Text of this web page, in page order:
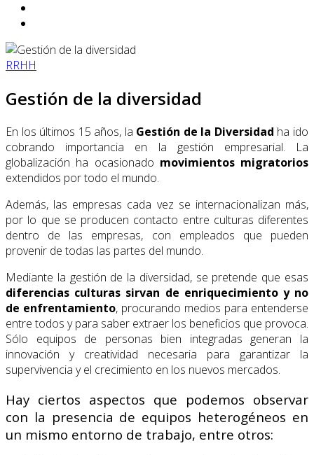
RRHH
Gestión de la diversidad
En los últimos 15 años, la Gestión de la Diversidad ha ido
cobrando importancia en la gestión empresarial. La
globalización ha ocasionado movimientos migratorios
extendidos por todo el mundo.
Además, las empresas cada vez se internacionalizan más,
por lo que se producen contacto entre culturas diferentes
dentro de las empresas, con empleados que pueden
provenir de todas las partes del mundo.
Mediante la gestión de la diversidad, se pretende que esas
diferencias culturas sirvan de enriquecimiento y no
de enfrentamiento, procurando medios para entenderse
entre todos y para saber extraer los beneficios que provoca.
Sólo equipos de personas bien integradas generan la
innovación y creatividad necesaria para garantizar la
supervivencia y el crecimiento en los nuevos mercados.
Hay ciertos aspectos que podemos observar
con la presencia de equipos heterogéneos en
un mismo entorno de trabajo, entre otros: